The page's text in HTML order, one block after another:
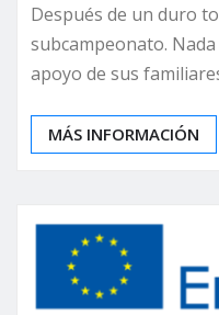
Después de un duro
subcampeonato.
apoyo de sus
MÁS INFORMACIÓN